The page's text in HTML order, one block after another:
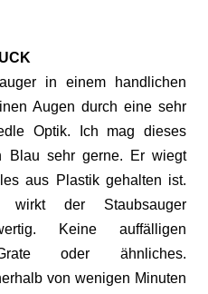
in einem handlichen
Augen durch eine sehr
Optik. Ich mag dieses
Blau sehr gerne. Er wiegt
aus Plastik gehalten ist.
wirkt der Staubsauger
Keine auffälligen
oder ähnliches.
von wenigen Minuten